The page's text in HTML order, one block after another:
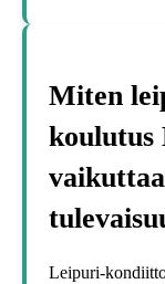
Miten
koulutus
Leipuri-